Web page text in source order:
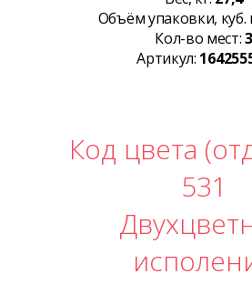
Объём упаковки, куб.
Кол-во мест:3
Артикул:
Код цвета
531